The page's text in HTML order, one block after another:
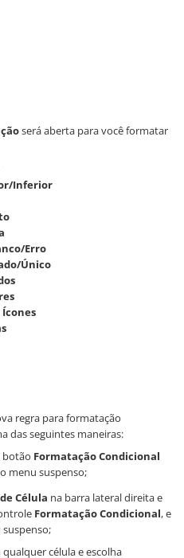
será aberta para você formatar
Inferior
Erro
Único
regra para formatação
das seguintes maneiras:
botão Formatação Condicional
menu suspenso;
Célula na barra lateral direita e
Formatação Condicional, e
célula e escolha